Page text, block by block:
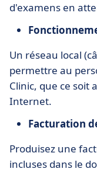
d'examens en
Un réseau local
permettre au
Clinic, que ce soit
Internet.
Facturation
Produisez une
incluses dans le